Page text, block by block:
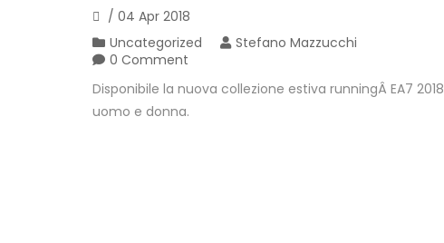
/ 04 Apr 2018
Uncategorized
Stefano Mazzucchi
0 Comment
Disponibile la nuova collezione estiva runningÂ EA7 2018
uomo e donna.